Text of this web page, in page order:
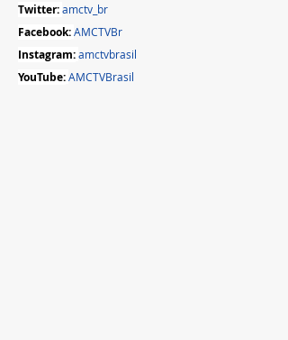
Twitter: amctv_br
Facebook:AMCTVBr
Instagram:amctvbrasil
YouTube:AMCTVBrasil